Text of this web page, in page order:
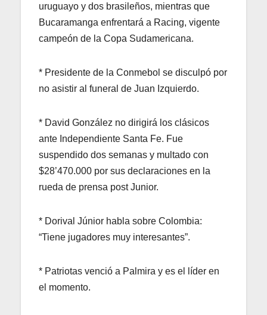
uruguayo y dos brasileños, mientras que
Bucaramanga enfrentará a Racing, vigente
campeón de la Copa Sudamericana.
* Presidente de la Conmebol se disculpó por
no asistir al funeral de Juan Izquierdo.
* David González no dirigirá los clásicos
ante Independiente Santa Fe. Fue
suspendido dos semanas y multado con
$28’470.000 por sus declaraciones en la
rueda de prensa post Junior.
* Dorival Júnior habla sobre Colombia:
“Tiene jugadores muy interesantes”.
* Patriotas venció a Palmira y es el líder en
el momento.